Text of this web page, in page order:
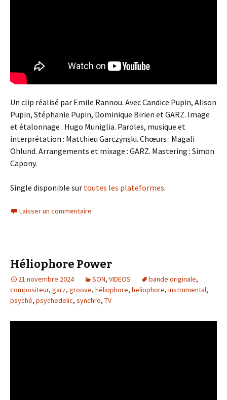
Un clip réalisé par Emile Rannou. Avec Candice Pupin, Alison
Pupin, Stéphanie Pupin, Dominique Birien et GARZ. Image
et étalonnage : Hugo Muniglia. Paroles, musique et
interprétation : Matthieu Garczynski. Chœurs : Magali
Ohlund. Arrangements et mixage : GARZ. Mastering : Simon
Capony.
Single disponible sur toutes les plateformes.
Laisser un commentaire
Héliophore Power
21 novembre 2024 SON, VIDEOS bande originale,
compositeur, garz, groove, héliophore, heliophore, instrumental,
psyché, psychedelic, synchro, TV